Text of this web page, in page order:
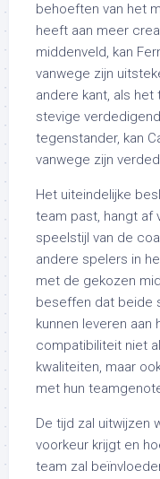
behoeften van het
heeft aan meer
middenveld, kan
vanwege zijn
andere kant, als
stevige
tegenstander, kan
vanwege zijn
Het uiteindelijke
team past, hangt af
speelstijl van de
andere spelers in
met de gekozen
beseffen dat beide
kunnen leveren aan
compatibiliteit niet
kwaliteiten, maar
met hun
De tijd zal uitwijzen
voorkeur krijgt en
team zal